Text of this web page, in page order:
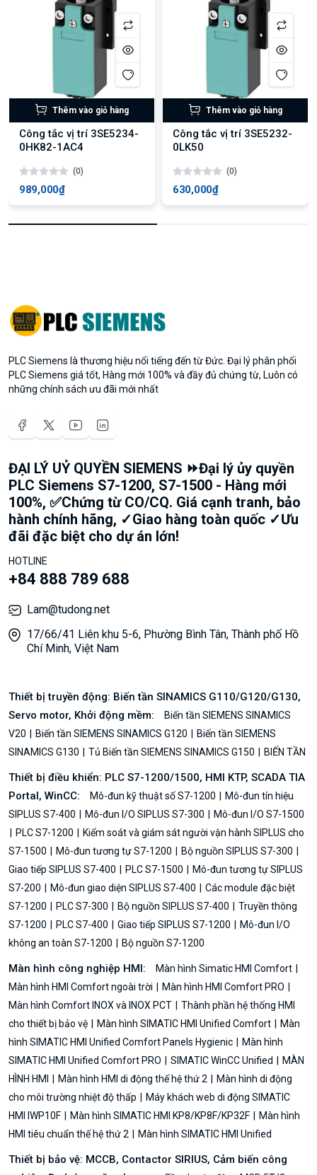
Thêm vào giỏ hàng
Công tắc vị trí 3SE5234-
0HK82-1AC4
(0)
989,000₫
Thêm vào giỏ hàng
Công tắc vị trí 3SE5232-
0LK50
(0)
630,000₫
PLC Siemens là thương hiệu nổi tiếng đến từ Đức. Đại lý phân phối
PLC Siemens giá tốt, Hàng mới 100% và đầy đủ chứng từ, Luôn có
những chính sách ưu đãi mới nhất
ĐẠI LÝ UỶ QUYỀN SIEMENS ⏩Đại lý ủy quyền
PLC Siemens S7-1200, S7-1500 - Hàng mới
100%, ✅Chứng từ CO/CQ. Giá cạnh tranh, bảo
hành chính hãng, ✓Giao hàng toàn quốc ✓Ưu
đãi đặc biệt cho dự án lớn!
HOTLINE
+84 888 789 688
Lam@tudong.net
17/66/41 Liên khu 5-6, Phường Bình Tân, Thành phố Hồ
Chí Minh, Việt Nam
Thiết bị truyền động: Biến tần SINAMICS G110/G120/G130,
Servo motor, Khởi động mềm:
Biến tần SIEMENS SINAMICS
V20
Biến tần SIEMENS SINAMICS G120
Biến tần SIEMENS
SINAMICS G130
Tủ Biến tần SIEMENS SINAMICS G150 BIẾN TẦN
Thiết bị điều khiển: PLC S7-1200/1500, HMI KTP, SCADA TIA
Portal, WinCC:
Mô-đun kỹ thuật số S7-1200
Mô-đun tín hiệu
SIPLUS S7-400
Mô-đun I/O SIPLUS S7-300
Mô-đun I/O S7-1500
PLC S7-1200
Kiểm soát và giám sát người vận hành SIPLUS cho
S7-1500
Mô-đun tương tự S7-1200
Bộ nguồn SIPLUS S7-300
Giao tiếp SIPLUS S7-400
PLC S7-1500
Mô-đun tương tự SIPLUS
S7-200
Mô-đun giao diện SIPLUS S7-400
Các module đặc biệt
S7-1200
PLC S7-300 Bộ nguồn SIPLUS S7-400
Truyền thông
S7-1200
PLC S7-400 Giao tiếp SIPLUS S7-1200
Mô-đun I/O
không an toàn S7-1200
Bộ nguồn S7-1200
Màn hình công nghiệp HMI:
Màn hình Simatic HMI Comfort
Màn hình HMI Comfort ngoài trời
Màn hình HMI Comfort PRO
Màn hình Comfort INOX và INOX PCT
Thành phần hệ thống HMI
cho thiết bị bảo vệ
Màn hình SIMATIC HMI Unified Comfort
Màn
hình SIMATIC HMI Unified Comfort Panels Hygienic
Màn hình
SIMATIC HMI Unified Comfort PRO
SIMATIC WinCC Unified
MÀN
HÌNH HMI
Màn hình HMI di động thế hệ thứ 2
Màn hình di động
cho môi trường nhiệt độ thấp
Máy khách web di động SIMATIC
HMI IWP10F
Màn hình SIMATIC HMI KP8/KP8F/KP32F
Màn hình
HMI tiêu chuẩn thế hệ thứ 2
Màn hình SIMATIC HMI Unified
Thiết bị bảo vệ: MCCB, Contactor SIRIUS, Cảm biến công